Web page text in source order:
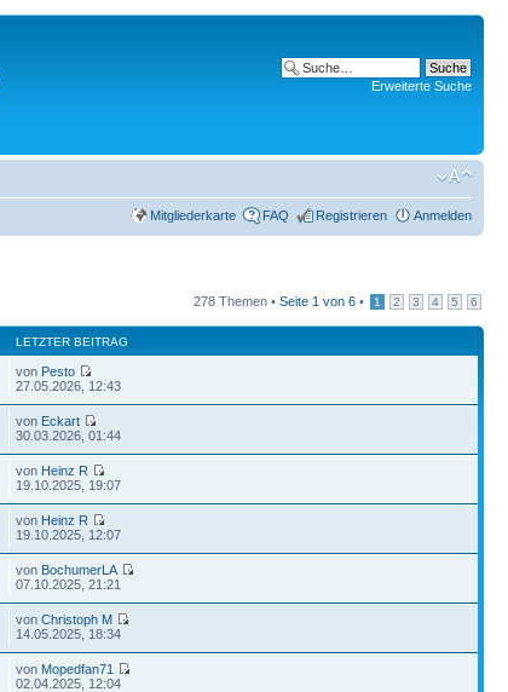
Erweiterte Suche
Mitgliederkarte FAQ Registrieren Anmelden
278 Themen • Seite 1 von 6 • 1 2 3 4 5 6
LETZTER BEITRAG
von Pesto
27.05.2026, 12:43
von Eckart
30.03.2026, 01:44
von Heinz R
19.10.2025, 19:07
von Heinz R
19.10.2025, 12:07
von BochumerLA
07.10.2025, 21:21
vonChristoph M
14.05.2025, 18:34
von Mopedfan71
02.04.2025, 12:04